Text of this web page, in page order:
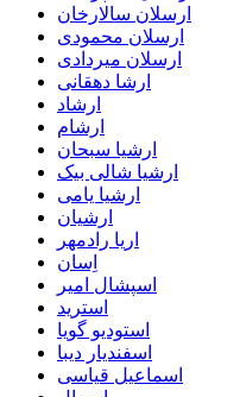
ارسلان سالارخان
ارسلان محمودی
ارسلان میردادی
ارشا دهقانی
ارشاد
ارشام
ارشیا سبحان
ارشیا شالی بیک
ارشیا یامی
ارشیان
اریا رادمهر
اِسان
اسپشال امیر
استرید
استودیو گویا
اسفندیار دیبا
اسماعیل قیاسی